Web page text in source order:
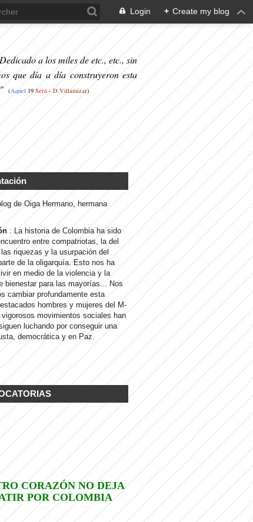
Login + Create my blog
a los miles de etc., etc., sin
que día a día construyeron esta
(Aquel 19 Será - D.Villamizar)
de Oiga Hermano, hermana
: La historia de Colombia ha sido
entre compatriotas, la del
riquezas y la usurpación del
de la oligarquía. Esto nos ha
en medio de la violencia y la
bienestar para las mayorías... Nos
cambiar profundamente esta
hombres y mujeres del M-
vigorosos movimientos sociales han
luchando por conseguir una
democrática y en Paz.
CORAZÓN NO DEJA
POR COLOMBIA